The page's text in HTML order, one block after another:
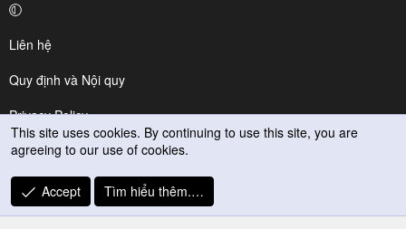
Liên hệ
Quy định và Nội quy
Privacy Policy
Trợ giúp
R
S
This site uses cookies. By continuing to use this site, you are
agreeing to our use of cookies.
Accept Tìm hiểu thêm.…